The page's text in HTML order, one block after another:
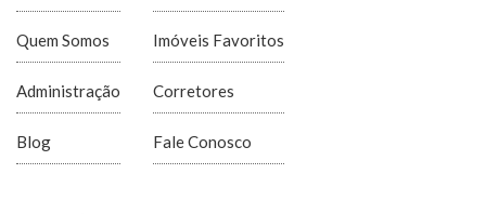
Quem Somos
Administração
Blog
Imóveis Favoritos
Corretores
Fale Conosco